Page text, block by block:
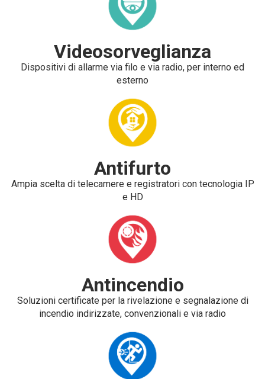
Videosorveglianza
Dispositivi di allarme via filo e via radio, per interno ed
esterno
Antifurto
Ampia scelta di telecamere e registratori con tecnologia IP
e HD
Antincendio
Soluzioni certificate per la rivelazione e segnalazione di
incendio indirizzate, convenzionali e via radio